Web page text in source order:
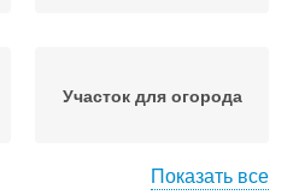
Участок для огорода
Показать все